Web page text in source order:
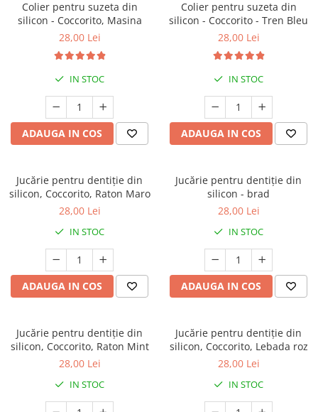
Colier pentru suzeta din
silicon - Coccorito, Masina
28,00 Lei
IN STOC
ADAUGA IN COS
Colier pentru suzeta din
silicon - Coccorito - Tren Bleu
28,00 Lei
IN STOC
ADAUGA IN COS
Jucărie pentru dentiție din
silicon, Coccorito, Raton Maro
28,00 Lei
IN STOC
ADAUGA IN COS
Jucărie pentru dentiție din
silicon - brad
28,00 Lei
IN STOC
ADAUGA IN COS
Jucărie pentru dentiție din
silicon, Coccorito, Raton Mint
28,00 Lei
IN STOC
Jucărie pentru dentiție din
silicon, Coccorito, Lebada roz
28,00 Lei
IN STOC